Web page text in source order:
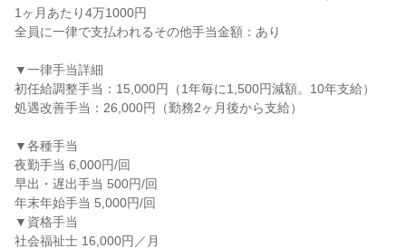
1ヶ月あたり4万1000円
全員に一律で支払われるその他手当金額：あり
▼一律手当詳細
初任給調整手当：15,000円（1年毎に1,500円減額。10年支給）
処遇改善手当：26,000円（勤務2ヶ月後から支給）
▼各種手当
夜勤手当 6,000円/回
早出・遅出手当 500円/回
年末年始手当 5,000円/回
▼資格手当
社会福祉士 16,000円／月